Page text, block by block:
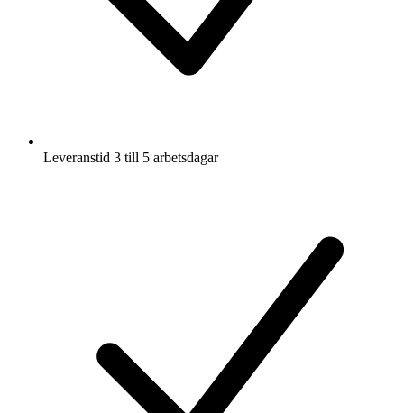
Leveranstid 3 till 5 arbetsdagar